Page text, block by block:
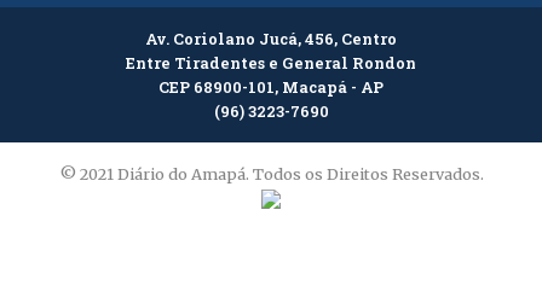
Av. Coriolano Jucá, 456, Centro
Entre Tiradentes e General Rondon
CEP 68900-101, Macapá - AP
(96) 3223-7690
© 2021 Diário do Amapá. Todos os Direitos Reservados.